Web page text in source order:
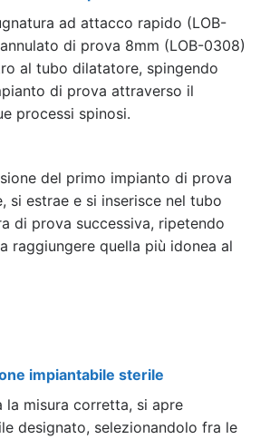
ad attacco rapido (LOB-
di prova 8mm (LOB-0308)
al tubo dilatatore, spingendo
di prova attraverso il
processi spinosi.
del primo impianto di prova
si estrae e si inserisce nel tubo
di prova successiva, ripetendo
raggiungere quella più idonea al
impiantabile sterile
la misura corretta, si apre
designato, selezionandolo fra le